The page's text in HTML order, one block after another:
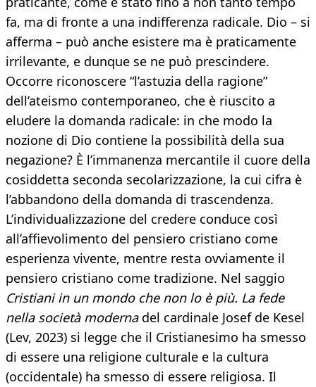
fa, ma di fronte a una indifferenza radicale. Dio – si
afferma – può anche esistere ma è praticamente
irrilevante, e dunque se ne può prescindere.
Occorre riconoscere “l’astuzia della ragione”
dell’ateismo contemporaneo, che è riuscito a
eludere la domanda radicale: in che modo la
nozione di Dio contiene la possibilità della sua
negazione? È l’immanenza mercantile il cuore della
cosiddetta seconda secolarizzazione, la cui cifra è
l’abbandono della domanda di trascendenza.
L’individualizzazione del credere conduce così
all’affievolimento del pensiero cristiano come
esperienza vivente, mentre resta ovviamente il
pensiero cristiano come tradizione. Nel saggio
Cristiani in un mondo che non lo è più. La fede
nella società modernadel cardinale Josef de Kesel
(Lev, 2023) si legge che il Cristianesimo ha smesso
di essere una religione culturale e la cultura
(occidentale) ha smesso di essere religiosa. Il